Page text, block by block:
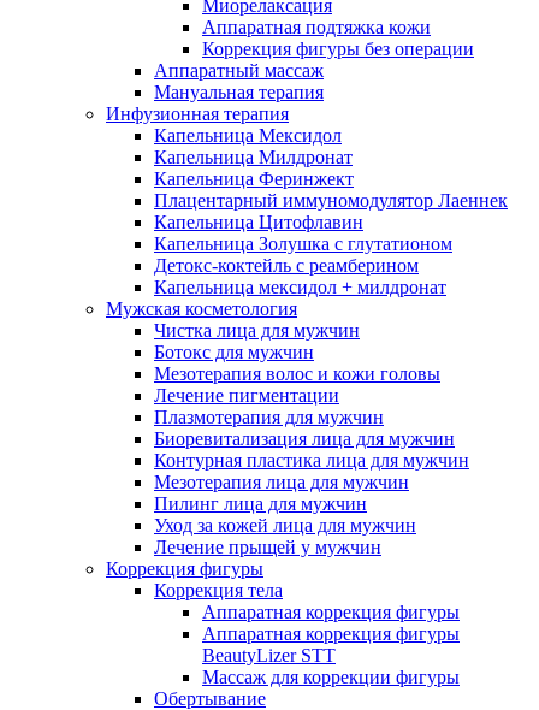
Миорелаксация
Аппаратная подтяжка кожи
Коррекция фигуры без операции
Аппаратный массаж
Мануальная терапия
Инфузионная терапия
Капельница Мексидол
Капельница Милдронат
Капельница Феринжект
Плацентарный иммуномодулятор Лаеннек
Капельница Цитофлавин
Капельница Золушка с глутатионом
Детокс-коктейль с реамберином
Капельница мексидол + милдронат
Мужская косметология
Чистка лица для мужчин
Ботокс для мужчин
Мезотерапия волос и кожи головы
Лечение пигментации
Плазмотерапия для мужчин
Биоревитализация лица для мужчин
Контурная пластика лица для мужчин
Мезотерапия лица для мужчин
Пилинг лица для мужчин
Уход за кожей лица для мужчин
Лечение прыщей у мужчин
Коррекция фигуры
Коррекция тела
Аппаратная коррекция фигуры
Аппаратная коррекция фигуры
BeautyLizer STT
Массаж для коррекции фигуры
Обертывание